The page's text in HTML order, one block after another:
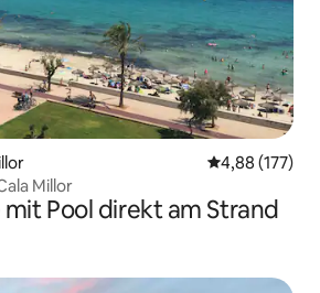
4,88 (177)
Millor
Pool direkt am Strand